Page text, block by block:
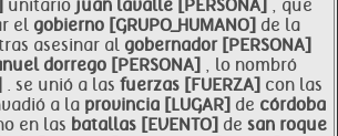
unitario juan lavalle [PERSONA] , que
el gobierno [GRUPO_HUMANO] de la
asesinar al gobernador [PERSONA]
dorrego [PERSONA] , lo nombró
. se unió a las fuerzas [FUERZA] con las
a la provincia [LUGAR] de córdoba
en las batallas [EVENTO] de san roque